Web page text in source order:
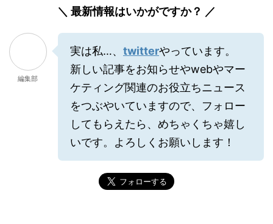
＼ 最新情報はいかがですか？ ／
編集部
実は私…、 twitterやっています。
新しい記事をお知らせやwebやマー
ケティング関連のお役立ちニュース
をつぶやいていますので、フォロー
してもらえたら、めちゃくちゃ嬉し
いです。よろしくお願いします！